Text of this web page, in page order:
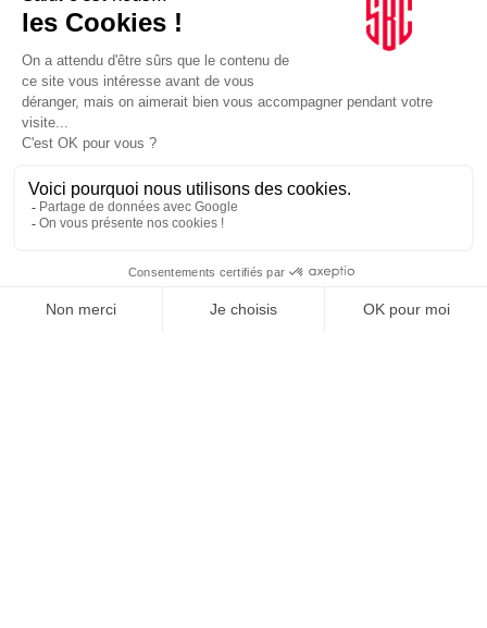
INFLUENCIA
JE DÉCOUVRE LE GROUPE
SUIVEZ-NOUS